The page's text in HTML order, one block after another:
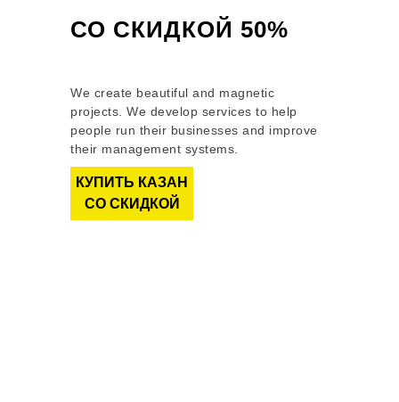
Как получить скидку?
СО СКИДКОЙ 50%
We create beautiful and magnetic
projects. We develop services to help
people run their businesses and improve
their management systems.
КУПИТЬ КАЗАН
СО СКИДКОЙ